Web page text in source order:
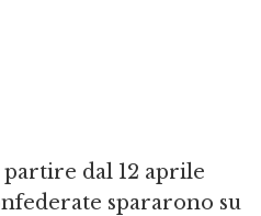
dal 12 aprile
spararono su